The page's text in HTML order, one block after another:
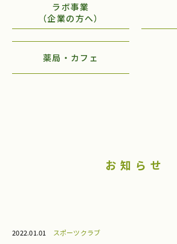
ラボ事業
（企業の方へ）
薬局・カフェ
お知らせ
2022.01.01 スポーツクラブ